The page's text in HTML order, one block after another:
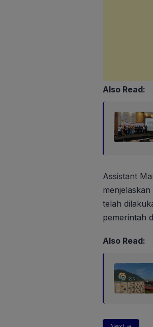
Also Read:
Assistant
telah
pemerintah
Also Read: